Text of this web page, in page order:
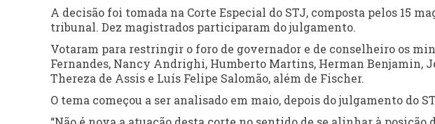
A decisão foi tomada na Corte Especial do STJ, composta pelos 15
tribunal. Dez magistrados participaram do julgamento.
Votaram para restringir o foro de governador e de conselheiro os
Fernandes, Nancy Andrighi, Humberto Martins, Herman Benjamin,
Thereza de Assis e Luís Felipe Salomão, além de Fischer.
O tema começou a ser analisado em maio, depois do julgamento do